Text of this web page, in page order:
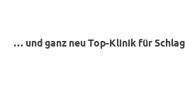
… und ganz neu Top-Klinik für